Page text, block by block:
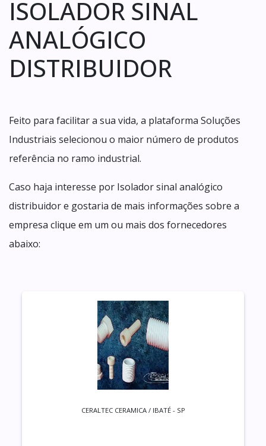
ISOLADOR SINAL
ANALÓGICO
DISTRIBUIDOR
Feito para facilitar a sua vida, a plataforma Soluções
Industriais selecionou o maior número de produtos
referência no ramo industrial.
Caso haja interesse por Isolador sinal analógico
distribuidor e gostaria de mais informações sobre a
empresa clique em um ou mais dos fornecedores
abaixo:
CERALTEC CERAMICA / IBATÉ - SP